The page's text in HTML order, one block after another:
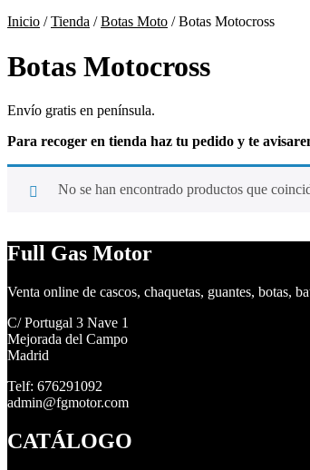
Inicio /Tienda /Botas Moto / Botas Motocross
Botas Motocross
Envío gratis en península.
Para recoger en tienda haz tu pedido y te
No se han encontrado productos que
Full Gas Motor
Venta online de cascos, chaquetas, guantes, botas,
C/ Portugal 3 Nave 1
Mejorada del Campo
Madrid
Telf: 676291092
admin@fgmotor.com
CATÁLOGO